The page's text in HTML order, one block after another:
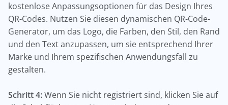
kostenlose Anpassungsoptionen für das Design Ihres
QR-Codes. Nutzen Sie diesen dynamischen QR-Code-
Generator, um das Logo, die Farben, den Stil, den Rand
und den Text anzupassen, um sie entsprechend Ihrer
Marke und Ihrem spezifischen Anwendungsfall zu
gestalten.
Schritt 4:Wenn Sie nicht registriert sind, klicken Sie auf